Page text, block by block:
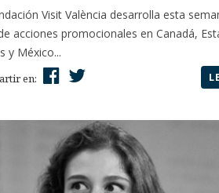
Visit València desarrolla esta
acciones promocionales en Canadá,
y México...
en: